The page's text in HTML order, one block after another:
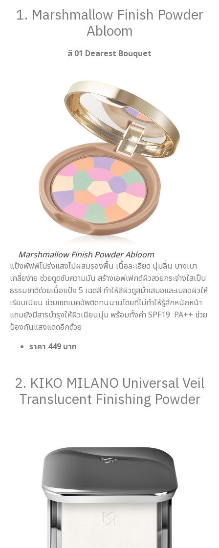
1. Marshmallow Finish Powder
Abloom
สี 01 Dearest Bouquet
Marshmallow Finish Powder Abloom
แป้งพัฟฟ์โปร่งแสงไม่ผสมรองพื้น เนื้อละเอียด นุ่มลื่น บางเบา
เกลี่ยง่าย ช่วยดูดซับความมัน สร้างเอฟเฟกต์ผิวสวยกระจ่างใสเป็น
ธรรมชาติด้วยเนื้อแป้ง 5 เฉดสี ทำให้สีผิวดูสม่ำเสมอและเบลอผิวให้
เรียบเนียน ช่วยเซตเมคอัพติดทนนานโดยที่ไม่ทำให้รู้สึกหนักหน้า
แถมยังมีสารบำรุงให้ผิวเนียนนุ่ม พร้อมทั้งค่า SPF19 PA++ ช่วย
ป้องกันแสงแดดอีกด้วย
ราคา 449 บาท
2. KIKO MILANO Universal Veil
Translucent Finishing Powder